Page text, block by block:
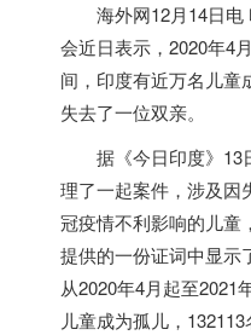
海外网12月14日电
会近日表示，2020年4
间， 印度有近万名儿童
失去了一位双亲。
据《今日印度》13
理了一起案件，涉及因
冠疫情不利影响的儿童
提供的一份证词中显示
从2020年4月起至2021
儿童成为孤儿，